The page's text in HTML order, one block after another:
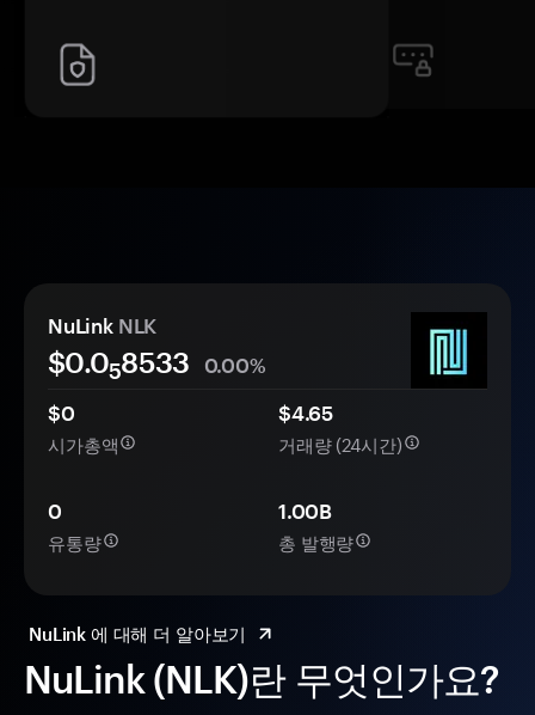
NuLink (NLK)란 무엇인가요?
NuLink NLK
$0.058533
0.00%
$0
시가총액
$4.65
거래량 (24시간)
0
유통량
1.00B
총 발행량
NuLink 에 대해 더 알아보기